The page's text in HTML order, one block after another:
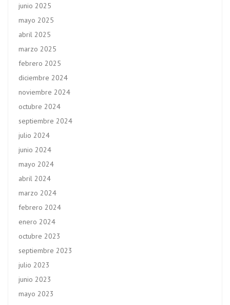
junio 2025
mayo 2025
abril 2025
marzo 2025
febrero 2025
diciembre 2024
noviembre 2024
octubre 2024
septiembre 2024
julio 2024
junio 2024
mayo 2024
abril 2024
marzo 2024
febrero 2024
enero 2024
octubre 2023
septiembre 2023
julio 2023
junio 2023
mayo 2023